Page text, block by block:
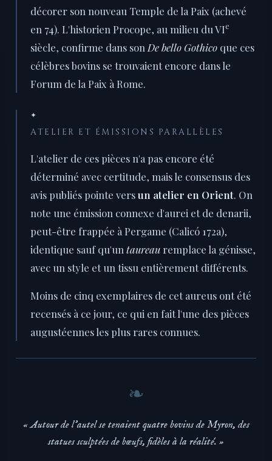
décorer son nouveau Temple de la Paix (achevé
en 74). L'historien Procope, au milieu du VIe
siècle, confirme dans son De bello Gothico que ces
célèbres bovins se trouvaient encore dans le
Forum de la Paix à Rome.
✦
ATELIER ET ÉMISSIONS PARALLÈLES
L'atelier de ces pièces n'a pas encore été
déterminé avec certitude, mais le consensus des
avis publiés pointe versun atelier en Orient. On
note une émission connexe d'aurei et de denarii,
peut-être frappée à Pergame (Calicó 172a),
identique sauf qu'un taureau remplace la génisse,
avec un style et un tissu entièrement différents.
Moins de cinq exemplaires de cet aureus ont été
recensés à ce jour, ce qui en fait l'une des pièces
augustéennes les plus rares connues.
« Autour de l'autel se tenaient quatre bovins de Myron, des
statues sculptées de bœufs, fidèles à la réalité. »